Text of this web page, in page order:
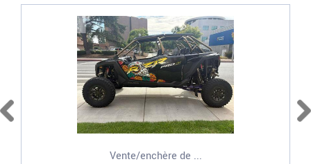
Vente/enchère de ...